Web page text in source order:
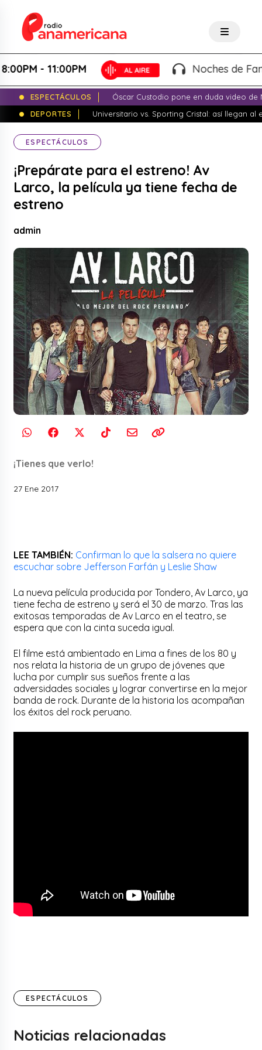
- 11:00PM Noches de
ESPECTÁCULOS
Óscar Custodio pone en duda video de
DEPORTES
Universitario vs. Sporting Cristal: así llegan al
ESPECTÁCULOS
¡Prepárate para el estreno! Av
Larco, la película ya tiene fecha de
estreno
admin
¡Tienes que verlo!
27 Ene 2017
LEE TAMBIÉN: Confirman lo que la salsera no quiere
escuchar sobre Jefferson Farfán y Leslie Shaw
La nueva película producida por Tondero, Av Larco, ya
tiene fecha de estreno y será el 30 de marzo. Tras las
exitosas temporadas de Av Larco en el teatro, se
espera que con la cinta suceda igual.
El filme está ambientado en Lima a fines de los 80 y
nos relata la historia de un grupo de jóvenes que
lucha por cumplir sus sueños frente a las
adversidades sociales y lograr convertirse en la mejor
banda de rock. Durante de la historia los acompañan
los éxitos del rock peruano.
ESPECTÁCULOS
Noticias relacionadas